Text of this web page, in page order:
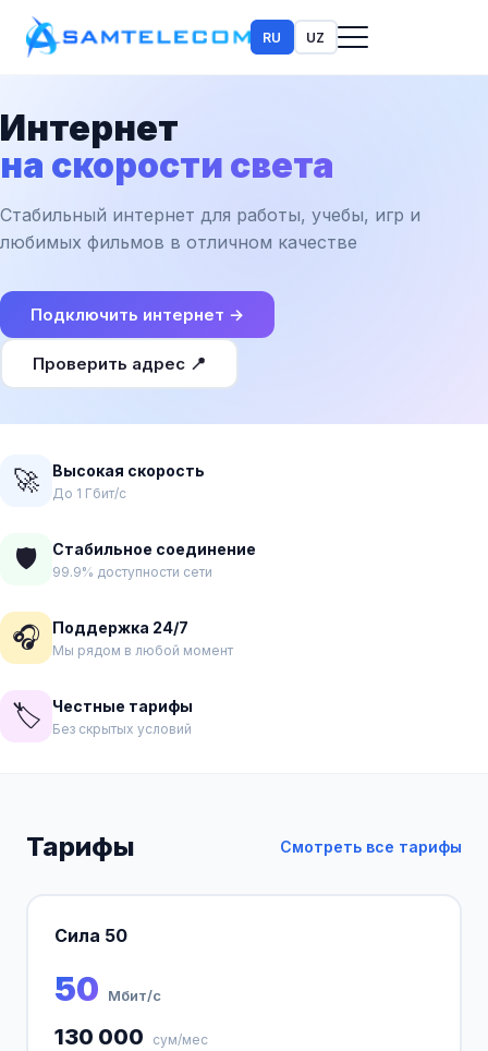
RU UZ
Интернет
на скорости света
Стабильный интернет для работы, учебы, игр и
любимых фильмов в отличном качестве
Подключить интернет →
Проверить адрес 📍
🚀 Высокая скорость
До 1 Гбит/с
🛡️ Стабильное соединение
99.9% доступности сети
🎧 Поддержка 24/7
Мы рядом в любой момент
🏷️ Честные тарифы
Без скрытых условий
Тарифы Смотреть все тарифы
Сила 50
50 Мбит/с
130 000 сум/мес